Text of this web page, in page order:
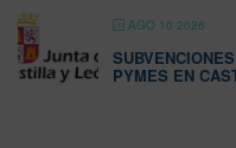
AGO 10 2026
PYMES EN